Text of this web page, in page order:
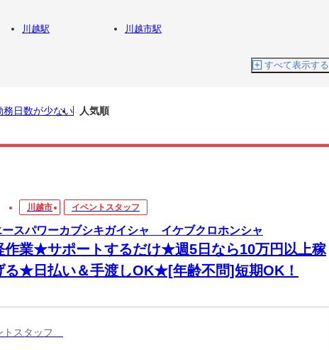
川越駅 川越市駅
すべて表示する
務日数が少ない 人気順
川越市 イベントスタッフ
ースパワーカブシキガイシャ イケブクロホンシャ
作業★サポートするだけ★週5日なら10万円以上稼
る★日払い＆手渡しOK★[年齢不問]短期OK！
トスタッフ